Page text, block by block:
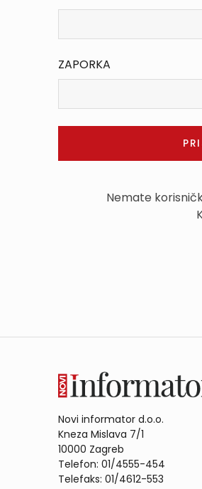
ZAPORKA
Nemate
Novi informator d.o.o.
Kneza Mislava 7/1
10000 Zagreb
Telefon: 01/4555-454
Telefaks: 01/4612-553